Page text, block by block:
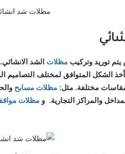
مظلات شد
توريد وتركيب مظلات الشد
الشكل المتوافق لمختلف التصاميم
مختلفة. مثل: مظلات مسابح
والمراكز التجارية. و مظلات